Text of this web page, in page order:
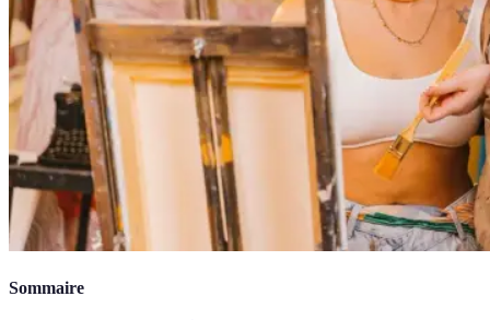
Sommaire